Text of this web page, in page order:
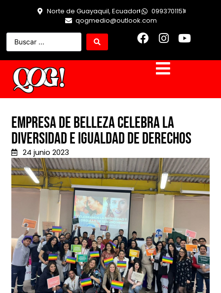
Norte de Guayaquil, Ecuador
0993701151
qogmedio@outlook.com
Empresa de belleza celebra la
diversidad e igualdad de derechos
24 junio 2023